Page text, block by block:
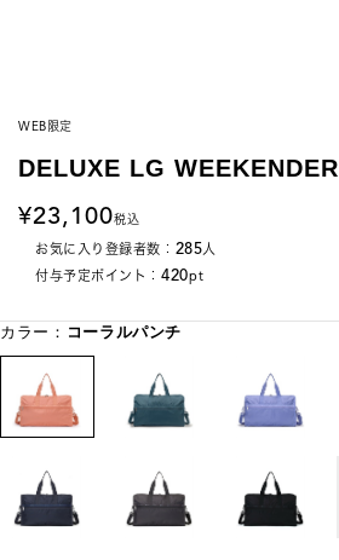
WEB限定
DELUXE LG WEEKENDER
23,100税込
お気に入り登録者数： 285人
付与予定ポイント： 420pt
カラー： コーラルパンチ